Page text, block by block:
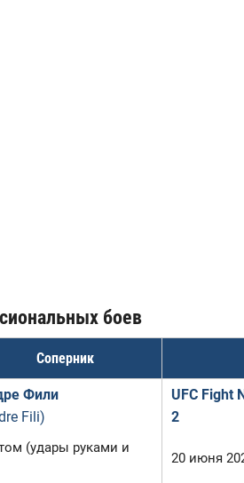
боев
Соперник
Фили
Fili)
UFC Fight
2
(удары руками и
20 июня